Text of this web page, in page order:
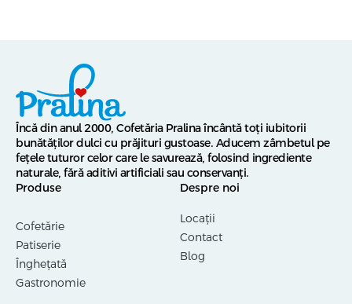
Încă din anul 2000, Cofetăria Pralina încântă toți iubitorii
bunătăților dulci cu prăjituri gustoase. Aducem zâmbetul pe
fețele tuturor celor care le savurează, folosind ingrediente
naturale, fără aditivi artificiali sau conservanți.
Produse
Cofetărie
Patiserie
Înghețată
Gastronomie
Despre noi
Locații
Contact
Blog